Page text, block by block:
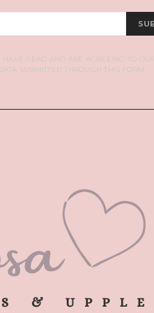
READ AND ARE AGREEING TO
SUBMITTED THROUGH THIS FORM.